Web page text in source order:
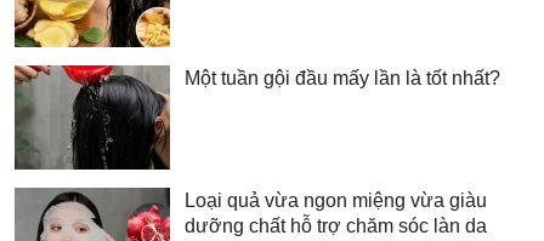
Một tuần gội đầu mấy lần là tốt nhất?
Loại quả vừa ngon miệng vừa giàu
dưỡng chất hỗ trợ chăm sóc làn da